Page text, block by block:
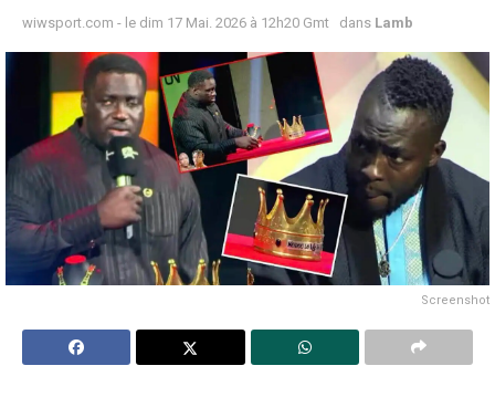
wiwsport.com - le dim 17 Mai. 2026 à 12h20 Gmt dans Lamb
Screenshot